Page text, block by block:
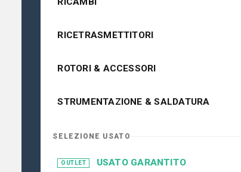
RICETRASMETTITORI
ROTORI & ACCESSORI
STRUMENTAZIONE & SALDATURA
SELEZIONE USATO
OUTLET USATO GARANTITO